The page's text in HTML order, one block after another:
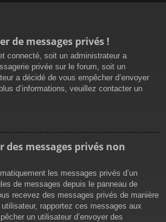
de messages privés !
connecté, soit un administrateur a
privée sur le forum, soit un
a décidé de vous empêcher d’envoyer
d’informations, veuillez contacter un
des messages privés non
les messages privés d’un
de messages depuis le panneau de
recevez des messages privés de manière
rapportez ces messages aux
un utilisateur d’envoyer des